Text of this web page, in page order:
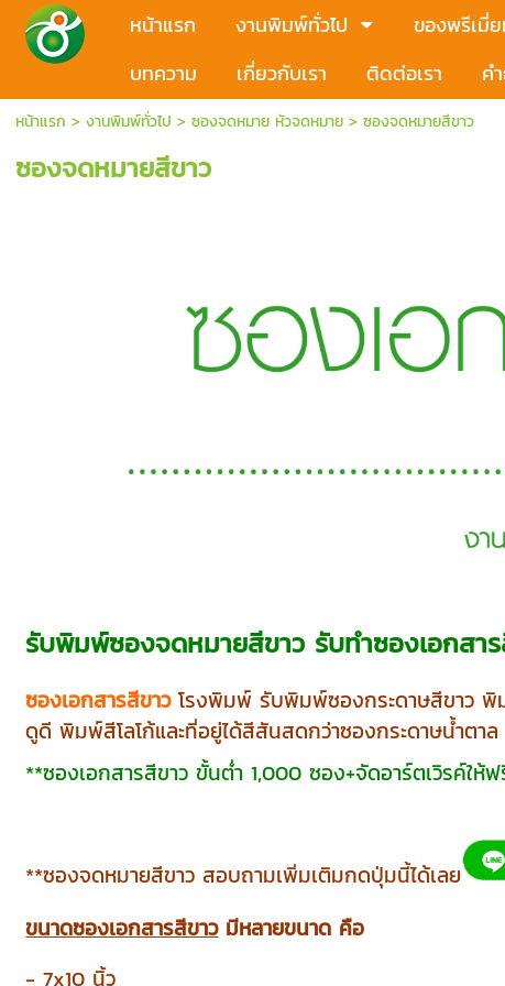
หน้าแรก งานพิมพ์ทั่วไป ของพรีเมี่
บทความ
เกี่ยวกับเรา ติดต่อเรา ค
หน้าแรก > งานพิมพ์ทั่วไป > ซองจดหมาย หัวจดหมาย> ซองจดหมายสีขาว
ซองจดหมายสีขาว
รับพิมพ์ซองจดหมายสีขาว รับทำซองเอกสา
ซองเอกสารสีขาวโรงพิมพ์ รับพิมพ์ซองกระดาษสีขาว พิ
ดูดี พิมพ์สีโลโก้และที่อยู่ได้สีสันสดกว่าซองกระดาษน้ำตาล
**ซองเอกสารสีขาว ขั้นต่ำ 1,000 ซอง+จัดอาร์ตเวิรค์ให้ฟ
**ซองจดหมายสีขาว สอบถามเพิ่มเติมกดปุ่มนี้ได้เลย
ขนาดซองเอกสารสีขาวมีหลายขนาด คือ
- 7x10 นิ้ว